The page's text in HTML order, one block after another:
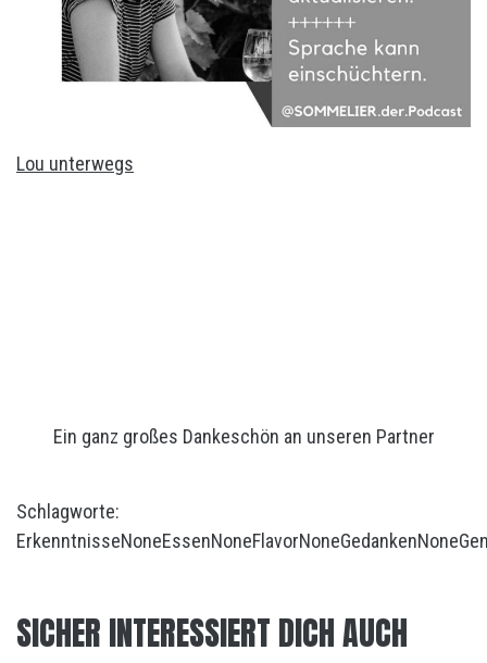
Lou unterwegs
Ein ganz großes Dankeschön an unseren Partner
Schlagworte:
ErkenntnisseNoneEssenNoneFlavorNoneGedankenNone
SICHER INTERESSIERT DICH AUCH